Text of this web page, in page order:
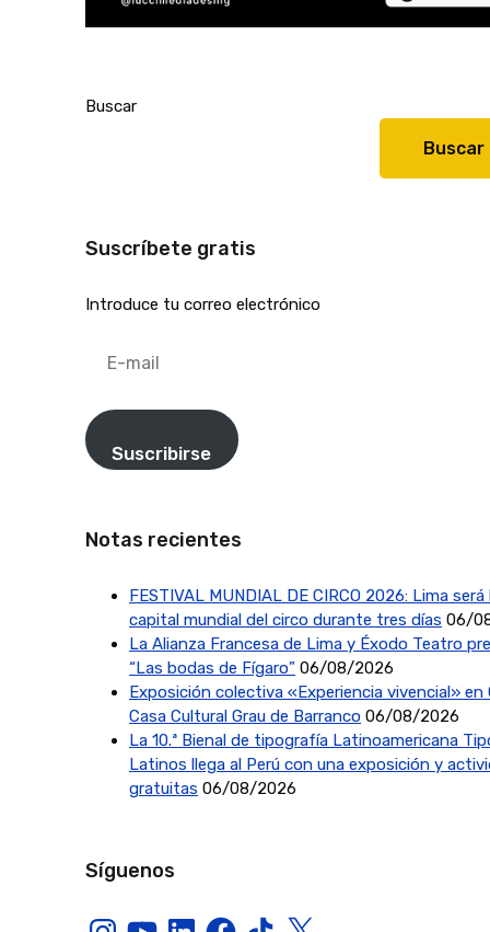
Buscar
Buscar
Suscríbete gratis
Introduce tu correo electrónico
mail
Suscribirse
Notas recientes
FESTIVAL MUNDIAL DE CIRCO 2026: Lima será
capital mundial del circo durante tres días 06/
La Alianza Francesa de Lima y Éxodo Teatro
“Las bodas de Fígaro” 06/08/2026
Exposición colectiva «Experiencia vivencial» en
Casa Cultural Grau de Barranco 06/08/2026
La 10.ª Bienal de tipografía Latinoamericana
Latinos llega al Perú con una exposición y
gratuitas 06/08/2026
Síguenos
InstagramYouTubeLinkedInFacebook
TikTokX